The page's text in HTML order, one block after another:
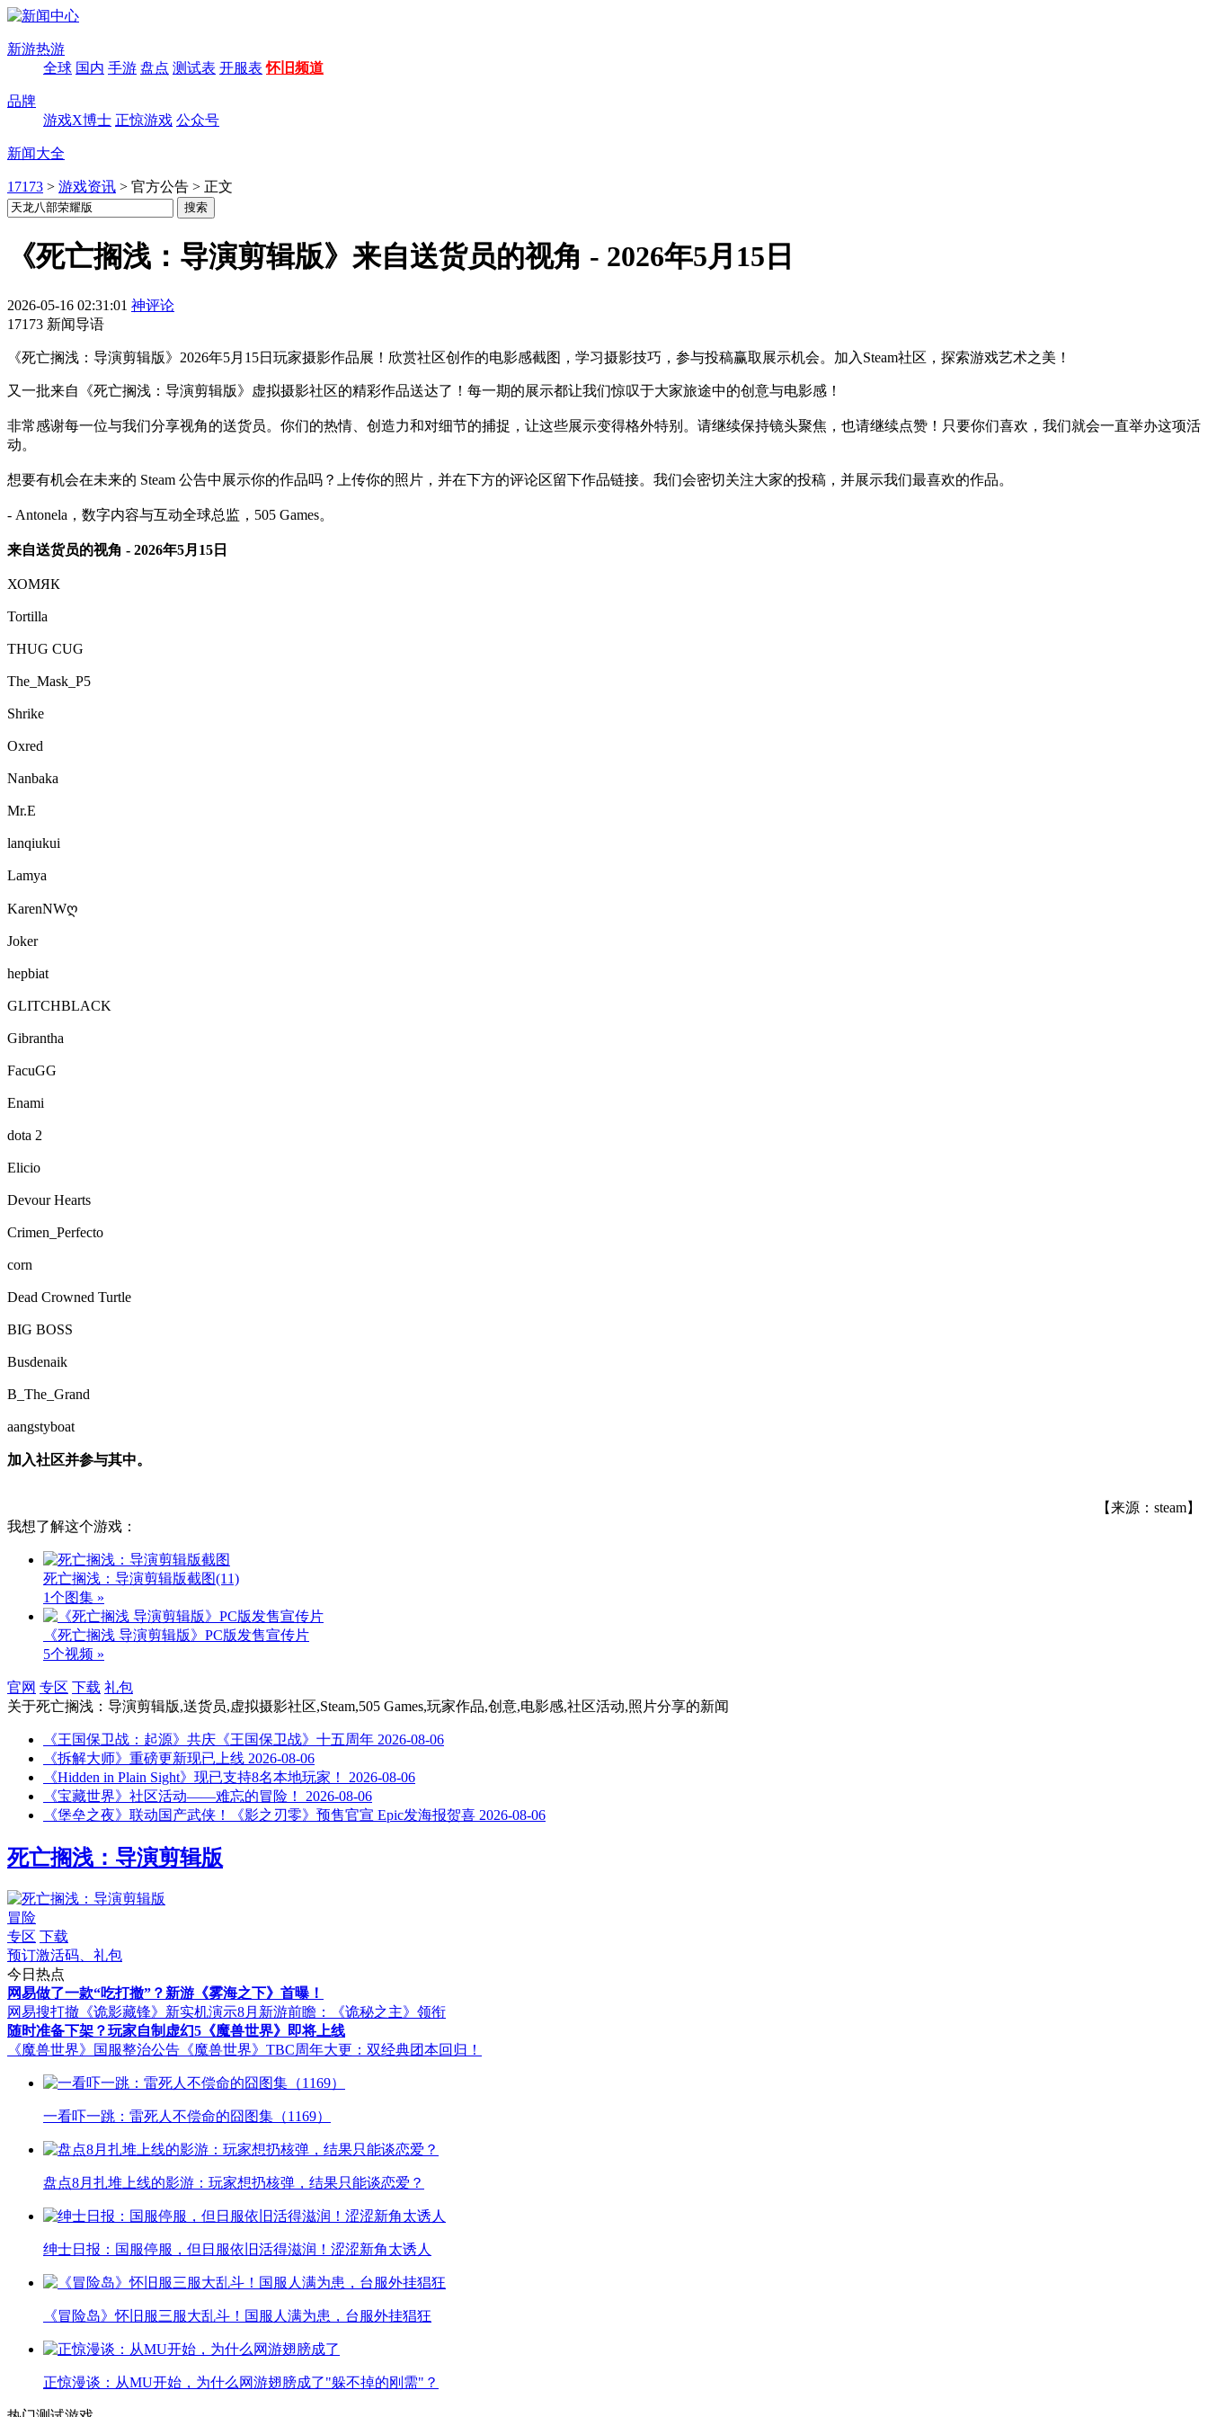
新游热游
全球 国内 手游 盘点 测试表 开服表 怀旧频道
品牌
游戏X博士 正惊游戏 公众号
新闻大全
17173 > 游戏资讯 > 官方公告 > 正文
《死亡搁浅：导演剪辑版》来自送货员的视角 - 2026年5月15日
2026-05-16 02:31:01 神评论
17173 新闻导语
《死亡搁浅：导演剪辑版》2026年5月15日玩家摄影作品展！欣赏社区创作的电影感截图，学习摄影技巧，参与投稿赢取展示机会。加入Steam社区，探索游戏艺术之美！
又一批来自《死亡搁浅：导演剪辑版》虚拟摄影社区的精彩作品送达了！每一期的展示都让我们惊叹于大家旅途中的创意与电影感！
非常感谢每一位与我们分享视角的送货员。你们的热情、创造力和对细节的捕捉，让这些展示变得格外特别。请继续保持镜头聚焦，也请继续点赞！只要你们喜欢，我们就会一直举办这项活
动。
想要有机会在未来的 Steam 公告中展示你的作品吗？上传你的照片，并在下方的评论区留下作品链接。我们会密切关注大家的投稿，并展示我们最喜欢的作品。
- Antonela，数字内容与互动全球总监，505 Games。
来自送货员的视角 - 2026年5月15日
ХОМЯК
Tortilla
THUG CUG
The_Mask_P5
Shrike
Oxred
Nanbaka
Mr.E
lanqiukui
Lamya
KarenNWღ
Joker
hepbiat
GLITCHBLACK
Gibrantha
FacuGG
Enami
dota 2
Elicio
Devour Hearts
Crimen_Perfecto
corn
Dead Crowned Turtle
BIG BOSS
Busdenaik
B_The_Grand
aangstyboat
加入社区并参与其中。
【来源：steam】
我想了解这个游戏：
死亡搁浅：导演剪辑版截图(11)
1个图集 »
《死亡搁浅 导演剪辑版》PC版发售宣传片
5个视频 »
官网 专区 下载 礼包
关于死亡搁浅：导演剪辑版,送货员,虚拟摄影社区,Steam,505 Games,玩家作品,创意,电影感,社区活动,照片分享的新闻
《王国保卫战：起源》共庆《王国保卫战》十五周年 2026-08-06
《拆解大师》重磅更新现已上线 2026-08-06
《Hidden in Plain Sight》现已支持8名本地玩家！
2026-08-06
《宝藏世界》社区活动——难忘的冒险！
2026-08-06
《堡垒之夜》联动国产武侠！《影之刃零》预售官宣 Epic发海报贺喜 2026-08-06
死亡搁浅：导演剪辑版
冒险
专区 下载
预订激活码、礼包
今日热点
网易做了一款“吃打撤”？新游《雾海之下》首曝！
网易搜打撤《诡影藏锋》新实机演示8月新游前瞻：《诡秘之主》领衔
随时准备下架？玩家自制虚幻5《魔兽世界》即将上线
《魔兽世界》国服整治公告 《魔兽世界》TBC周年大更：双经典团本回归！
一看吓一跳：雷死人不偿命的囧图集（1169）
盘点8月扎堆上线的影游：玩家想扔核弹，结果只能谈恋爱？
绅士日报：国服停服，但日服依旧活得滋润！涩涩新角太诱人
《冒险岛》怀旧服三服大乱斗！国服人满为患，台服外挂猖狂
正惊漫谈：从MU开始，为什么网游翅膀成了"躲不掉的刚需"？